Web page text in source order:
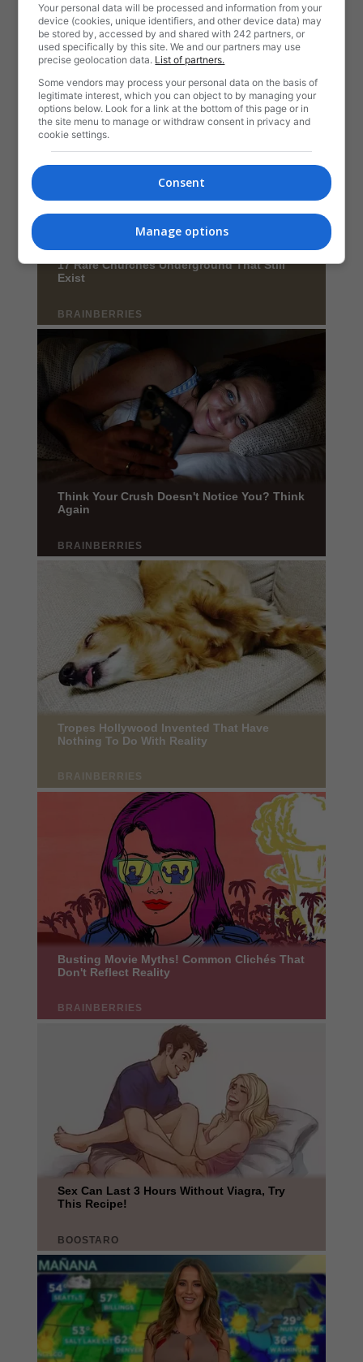
Your personal data will be processed and information from your
device (cookies, unique identifiers, and other device data) may
be stored by, accessed by and shared with 242 partners, or
used specifically by this site. We and our partners may use
precise geolocation data. List of partners.
Some vendors may process your personal data on the basis of
legitimate interest, which you can object to by managing your
options below. Look for a link at the bottom of this page or in
the site menu to manage or withdraw consent in privacy and
cookie settings.
Consent
Manage options